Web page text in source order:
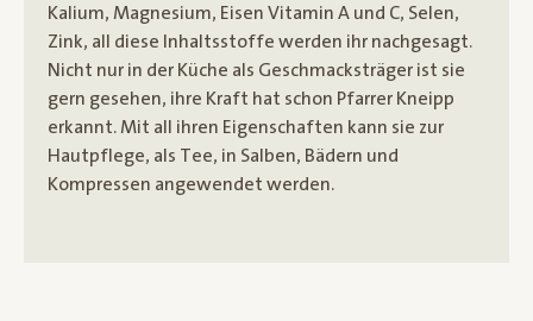
Kalium, Magnesium, Eisen Vitamin A und C, Selen,
Zink, all diese Inhaltsstoffe werden ihr nachgesagt.
Nicht nur in der Küche als Geschmacksträger ist sie
gern gesehen, ihre Kraft hat schon Pfarrer Kneipp
erkannt. Mit all ihren Eigenschaften kann sie zur
Hautpflege, als Tee, in Salben, Bädern und
Kompressen angewendet werden.